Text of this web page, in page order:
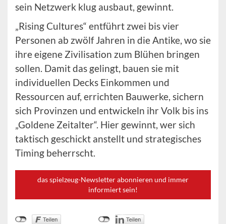
sein Netzwerk klug ausbaut, gewinnt.
„Rising Cultures“ entführt zwei bis vier
Personen ab zwölf Jahren in die Antike, wo sie
ihre eigene Zivilisation zum Blühen bringen
sollen. Damit das gelingt, bauen sie mit
individuellen Decks Einkommen und
Ressourcen auf, errichten Bauwerke, sichern
sich Provinzen und entwickeln ihr Volk bis ins
„Goldene Zeitalter“. Hier gewinnt, wer sich
taktisch geschickt anstellt und strategisches
Timing beherrscht.
das spielzeug-Newsletter abonnieren und immer
informiert sein!